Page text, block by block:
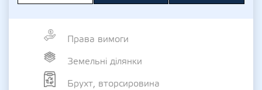
Права вимоги
Земельні ділянки
Брухт, вторсировина